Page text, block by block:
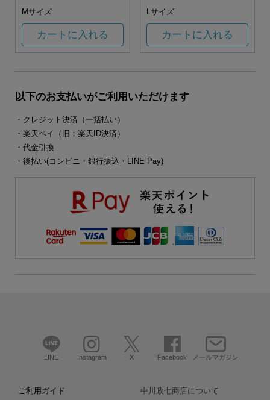
Mサイズ
カートに入れる
Lサイズ
カートに入れる
以下のお支払いがご利用いただけます
・クレジット決済（一括払い）
・楽天ペイ（旧：楽天ID決済）
・代金引換
・後払い(コンビニ・銀行振込・LINE Pay)
LINE Instagram X Facebook メールマガジン
ご利用ガイド 中川政七商店について